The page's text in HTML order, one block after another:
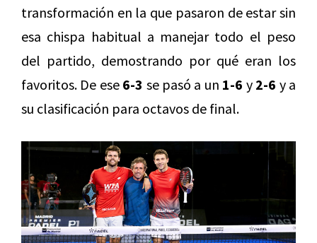
transformación en la que pasaron de estar sin
esa chispa habitual a manejar todo el peso
del partido, demostrando por qué eran los
favoritos. De ese 6-3 se pasó a un 1-6 y 2-6 y a
su clasificación para octavos de final.